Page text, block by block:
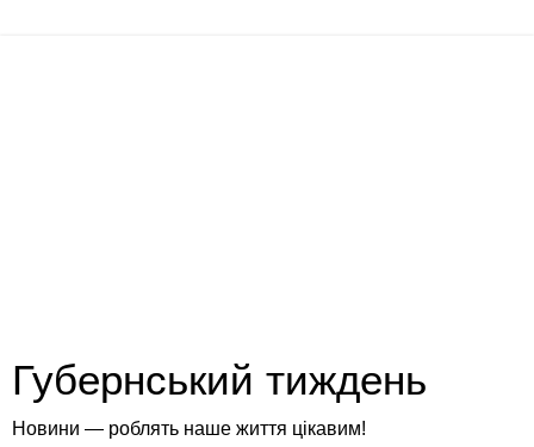
Губернський тиждень
Новини — роблять наше життя цікавим!